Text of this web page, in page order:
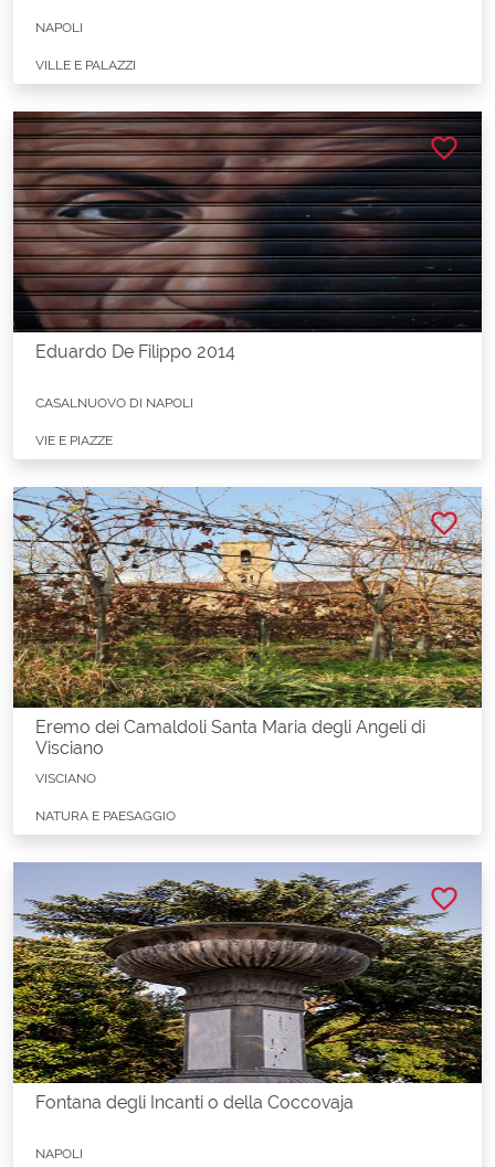
NAPOLI
VILLE E PALAZZI
favorite_border
Eduardo De Filippo 2014
CASALNUOVO DI NAPOLI
VIE E PIAZZE
favorite_border
Eremo dei Camaldoli Santa Maria degli Angeli di
Visciano
VISCIANO
NATURA E PAESAGGIO
favorite_border
Fontana degli Incanti o della Coccovaja
NAPOLI